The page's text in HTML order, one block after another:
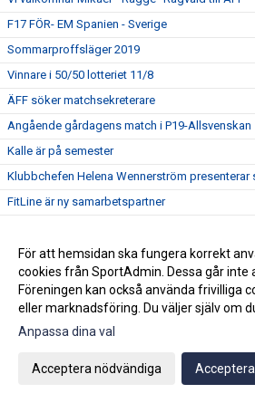
F17 FÖR- EM Spanien - Sverige
Sommarproffsläger 2019
Vinnare i 50/50 lotteriet 11/8
ÄFF söker matchsekreterare
Angående gårdagens match i P19-Allsvenskan
Kalle är på semester
Klubbchefen Helena Wennerström presenterar
FitLine är ny samarbetspartner
Flera lag drar igång igen
Bemanning på våra kanslier i sommar
Vinnare i 50/50 lotteriet 29/6
Lyckad Sisters Football Cup
Dan Norberg har gått STAC-utbildning
För att hemsidan ska fungera korrekt
cookies från SportAdmin. Dessa går inte
Föreningen kan också använda frivilliga
eller marknadsföring. Du väljer själv om
Anpassa dina val
Acceptera nödvändiga